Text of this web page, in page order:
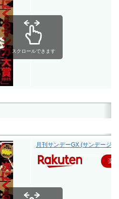
スクロールできます
月刊サンデーGX (サンデージ
楽